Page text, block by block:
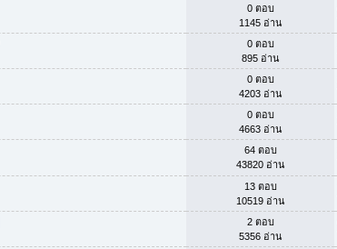
0 ตอบ
1145 อ่าน
0 ตอบ
895 อ่าน
0 ตอบ
4203 อ่าน
0 ตอบ
4663 อ่าน
64 ตอบ
43820 อ่าน
13 ตอบ
10519 อ่าน
2 ตอบ
5356 อ่าน